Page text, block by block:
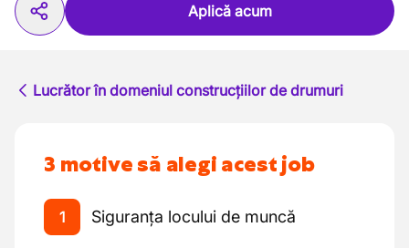
Aplică acum
Lucrător în domeniul construcțiilor de drumuri
3 motive să alegi acest job
1 Siguranța locului de muncă